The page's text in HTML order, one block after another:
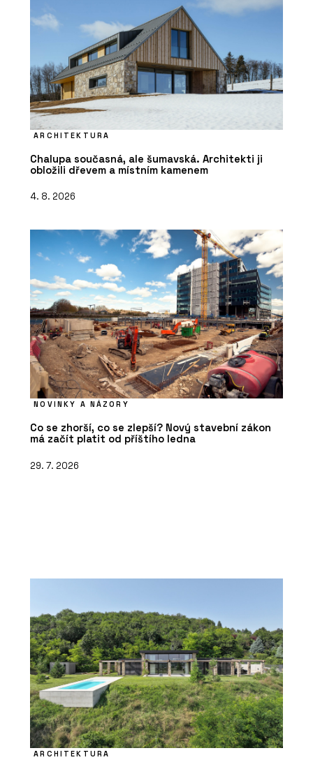
ARCHITEKTURA
Chalupa současná, ale šumavská. Architekti ji
obložili dřevem a místním kamenem
4. 8. 2026
NOVINKY A NÁZORY
Co se zhorší, co se zlepší? Nový stavební zákon
má začít platit od příštího ledna
29. 7. 2026
ARCHITEKTURA